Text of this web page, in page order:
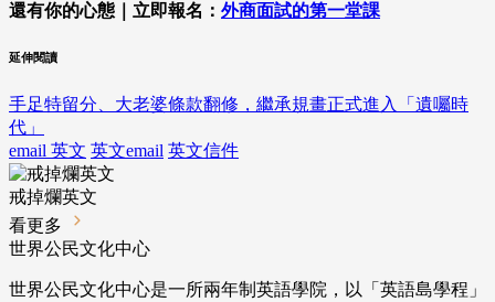
還有你的心態｜立即報名： 外商面試的第一堂課
延伸閱讀
手足特留分、大老婆條款翻修，繼承規畫正式進入「遺囑時
代」
email 英文 英文email 英文信件
戒掉爛英文
看更多
世界公民文化中心
世界公民文化中心是一所兩年制英語學院，以「英語島學程」